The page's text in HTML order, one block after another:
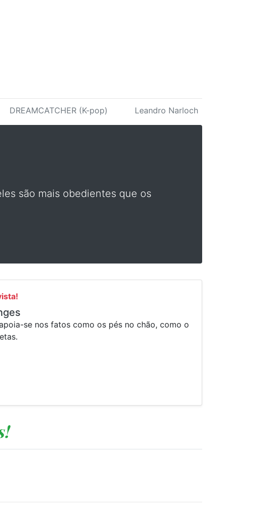
DREAMCATCHER (K-pop) Leandro Narloch
são mais obedientes que os
se nos fatos como os pés no chão, como o